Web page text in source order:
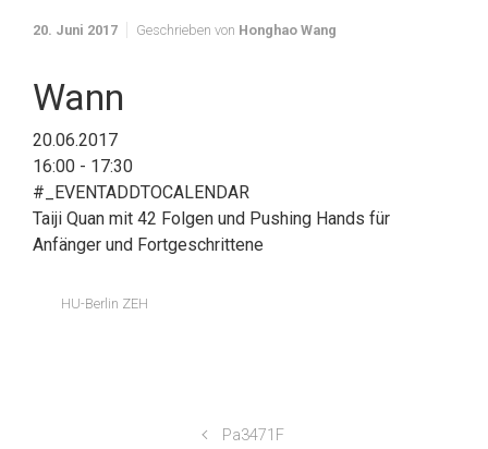
20. Juni 2017 Geschrieben von Honghao Wang
Wann
20.06.2017
16:00 - 17:30
#_EVENTADDTOCALENDAR
Taiji Quan mit 42 Folgen und Pushing Hands für
Anfänger und Fortgeschrittene
HU-Berlin ZEH
Pa3471F